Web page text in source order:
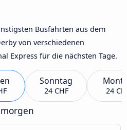
Busfahrten aus dem
von verschiedenen
Express für die nächsten Tage.
Sonntag
24 CHF 24